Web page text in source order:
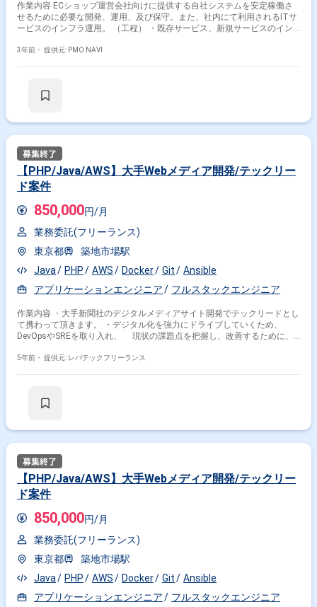
作業内容 ECショップ運営会社向けに提供する自社システムを安定稼働さ
せるために必要な開発、運用、及び保守。また、社内にて利用されるITサ
ービスのインフラ運用。 （工程） ・既存サービス、新規サービスのイン
上、障害対応やセキュリティ対策 ・SREの概念を参考にしたサービス運用
3年前・ 提供元: PMO NAVI
【PHP/Java/AWS】大手Webメディア開発/テックリー
ド案件
850,000円/月
業務委託(フリーランス)
東京都
築地市場駅
Java
PHP AWS Docker Git
Ansible
アプリケーションエンジニア
フルスタックエンジニア
作業内容 ・大手新聞社のデジタルメディアサイト開発でテックリードとし
て携わって頂きます。 ・デジタル化を強力にドライブしていくため、
DevOpsやSREを取り入れ、 現状の課題点を把握し、改善するために、
よび進捗状況により変動いたします。
5年前・ 提供元: レバテックフリーランス
【PHP/Java/AWS】大手Webメディア開発/テックリー
ド案件
850,000円/月
業務委託(フリーランス)
東京都
築地市場駅
Java
PHP AWS Docker Git
Ansible
アプリケーションエンジニア
フルスタックエンジニア